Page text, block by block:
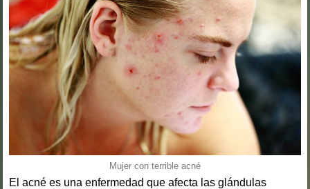
Mujer con terrible acné
El acné es una enfermedad que afecta las glándulas